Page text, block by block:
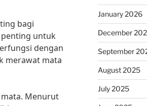
bagi
penting untuk
dengan
merawat mata
Menurut
January 2026
December
September
August 2025
July 2025